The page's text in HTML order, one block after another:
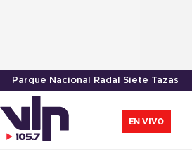
Parque Nacional Radal Siete Tazas
EN VIVO